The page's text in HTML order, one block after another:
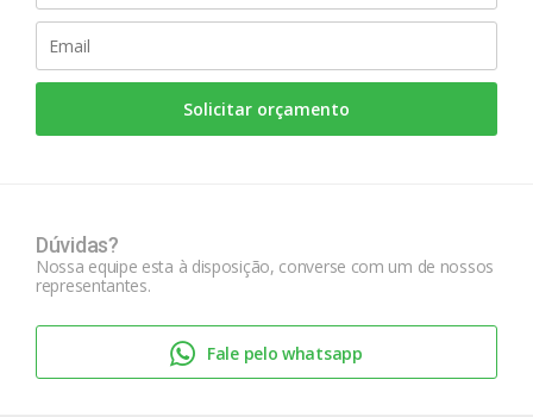
Solicitar orçamento
Dúvidas?
Nossa equipe esta à disposição, converse com um de nossos
representantes.
Fale pelo whatsapp